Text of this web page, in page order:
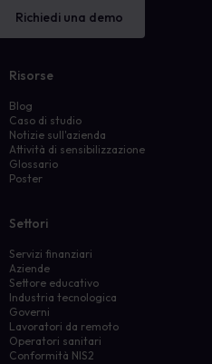
Richiedi una demo
Risorse
Blog
Caso di studio
Notizie sull'azienda
Attività di sensibilizzazione
Glossario
Poster
Settori
Servizi finanziari
Aziende
Settore educativo
Industria tecnologica
Governi
Lavoratori da remoto
Operatori sanitari
Conformità NIS2